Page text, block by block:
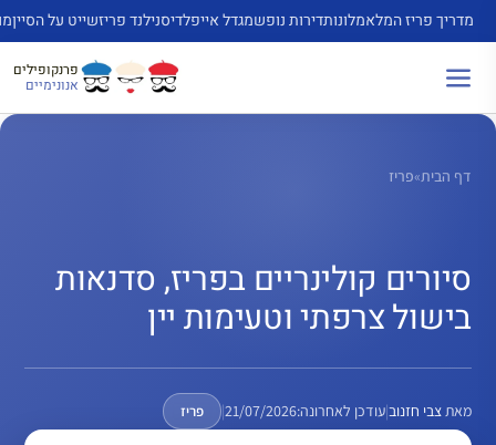
לדלג
לתוכן
מדריך פריז המלאמלונותדירות נופשמגדל אייפלדיסנילנד פריזשייט על הסיין
פרנקופילים
אנונימיים
דף הבית»פריז
סיורים קולינריים בפריז, סדנאות
בישול צרפתי וטעימות יין
מאתצבי חזנוב|עודכן לאחרונה:21/07/2026
| פריז